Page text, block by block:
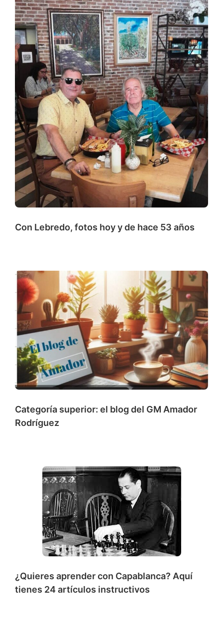
Con Lebredo, fotos hoy y de hace 53 años
Categoría superior: el blog del GM Amador
Rodríguez
¿Quieres aprender con Capablanca? Aquí
tienes 24 artículos instructivos